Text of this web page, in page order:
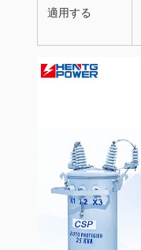
適用する